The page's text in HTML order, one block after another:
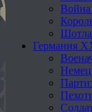
Война
Германия